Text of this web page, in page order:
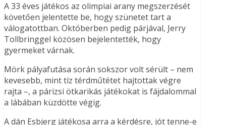
A 33 éves játékos az olimpiai arany megszerzését
követően jelentette be, hogy szünetet tart a
válogatottban. Októberben pedig párjával, Jerry
Tollbringgel közösen bejelentették, hogy
gyermeket várnak.
Mörk pályafutása során sokszor volt sérült – nem
kevesebb, mint tíz térdműtétet hajtottak végre
rajta –, a párizsi ötkarikás játékokat is fájdalommal
a lábában küzdötte végig.
A dán Esbjerg játékosa arra a kérdésre, jót tenne-e